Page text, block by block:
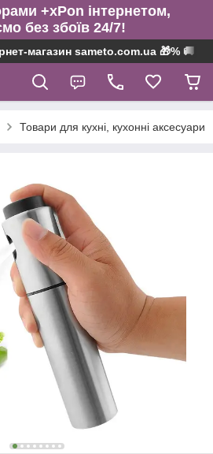
+xPon інтернетом,
без збоїв 24/7!
магазин sameto.com.ua 🎁% 🚚 ⤵
Товари для кухні, кухонні аксесуари